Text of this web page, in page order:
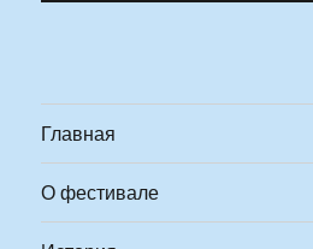
Главная
О фестивале